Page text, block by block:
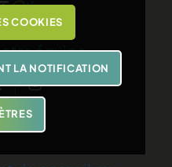
équipe
COOKIES
LA NOTIFICATION